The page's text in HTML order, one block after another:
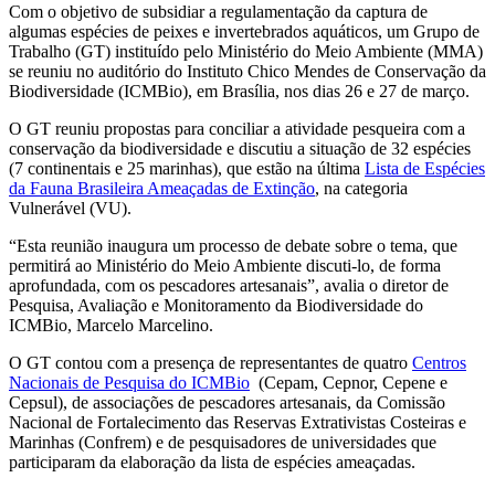
Com o objetivo de subsidiar a regulamentação da captura de
algumas espécies de peixes e invertebrados aquáticos, um Grupo de
Trabalho (GT) instituído pelo Ministério do Meio Ambiente (MMA)
se reuniu no auditório do Instituto Chico Mendes de Conservação da
Biodiversidade (ICMBio), em Brasília, nos dias 26 e 27 de março.
O GT reuniu propostas para conciliar a atividade pesqueira com a
conservação da biodiversidade e discutiu a situação de 32 espécies
(7 continentais e 25 marinhas), que estão na última Lista de Espécies
da Fauna Brasileira Ameaçadas de Extinção, na categoria
Vulnerável (VU).
“Esta reunião inaugura um processo de debate sobre o tema, que
permitirá ao Ministério do Meio Ambiente discuti-lo, de forma
aprofundada, com os pescadores artesanais”, avalia o diretor de
Pesquisa, Avaliação e Monitoramento da Biodiversidade do
ICMBio, Marcelo Marcelino.
O GT contou com a presença de representantes de quatro Centros
Nacionais de Pesquisa do ICMBio (Cepam, Cepnor, Cepene e
Cepsul), de associações de pescadores artesanais, da Comissão
Nacional de Fortalecimento das Reservas Extrativistas Costeiras e
Marinhas (Confrem) e de pesquisadores de universidades que
participaram da elaboração da lista de espécies ameaçadas.